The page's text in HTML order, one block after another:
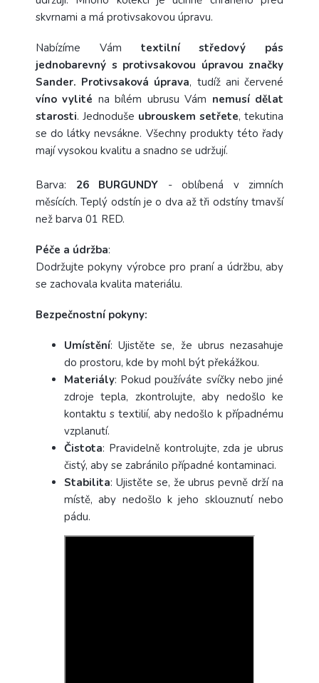
skvrnami a má protivsakovou úpravu.
Nabízíme Vám textilní středový pás
jednobarevný s protivsakovou úpravou značky
Sander. Protivsaková úprava, tudíž ani červené
víno vylité na bílém ubrusu Vám nemusí dělat
starosti. Jednoduše ubrouskem setřete, tekutina
se do látky nevsákne. Všechny produkty této řady
mají vysokou kvalitu a snadno se udržují.
Barva: 26 BURGUNDY - oblíbená v zimních
měsících. Teplý odstín je o dva až tři odstíny tmavší
než barva 01 RED.
Péče a údržba:
Dodržujte pokyny výrobce pro praní a údržbu, aby
se zachovala kvalita materiálu.
Bezpečnostní pokyny:
Umístění: Ujistěte se, že ubrus nezasahuje
do prostoru, kde by mohl být překážkou.
Materiály: Pokud používáte svíčky nebo jiné
zdroje tepla, zkontrolujte, aby nedošlo ke
kontaktu s textilií, aby nedošlo k případnému
vzplanutí.
Čistota: Pravidelně kontrolujte, zda je ubrus
čistý, aby se zabránilo případné kontaminaci.
Stabilita: Ujistěte se, že ubrus pevně drží na
místě, aby nedošlo k jeho sklouznutí nebo
pádu.